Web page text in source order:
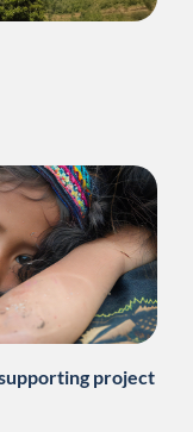
project